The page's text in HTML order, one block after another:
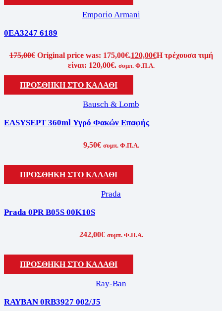
Emporio Armani
0EA3247 6189
175,00€ Original price was: 175,00€.120,00€Η τρέχουσα τιμή
είναι: 120,00€. συμπ. Φ.Π.Α.
ΠΡΟΣΘΉΚΗ ΣΤΟ ΚΑΛΆΘΙ
Bausch & Lomb
EASYSEPT 360ml Υγρό Φακών Επαφής
9,50€ συμπ. Φ.Π.Α.
ΠΡΟΣΘΉΚΗ ΣΤΟ ΚΑΛΆΘΙ
Prada
Prada 0PR B05S 00K10S
242,00€ συμπ. Φ.Π.Α.
ΠΡΟΣΘΉΚΗ ΣΤΟ ΚΑΛΆΘΙ
Ray-Ban
RAYBAN 0RB3927 002/J5